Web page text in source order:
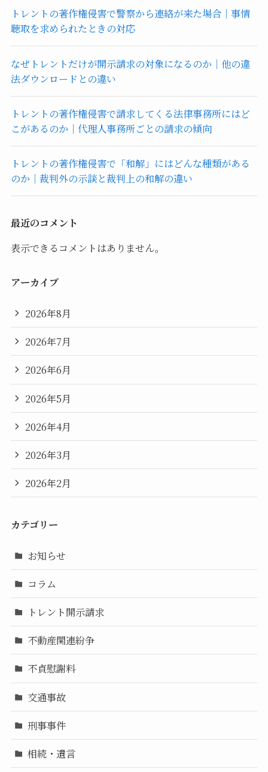
トレントの著作権侵害で警察から連絡が来た場合｜事情
聴取を求められたときの対応
なぜトレントだけが開示請求の対象になるのか｜他の違
法ダウンロードとの違い
トレントの著作権侵害で請求してくる法律事務所にはど
こがあるのか｜代理人事務所ごとの請求の傾向
トレントの著作権侵害で「和解」にはどんな種類がある
のか｜裁判外の示談と裁判上の和解の違い
最近のコメント
表示できるコメントはありません。
アーカイブ
2026年8月
2026年7月
2026年6月
2026年5月
2026年4月
2026年3月
2026年2月
カテゴリー
お知らせ
コラム
トレント開示請求
不動産関連紛争
不貞慰謝料
交通事故
刑事事件
相続・遺言